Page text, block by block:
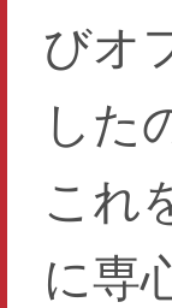
びオ
した
これ
に専